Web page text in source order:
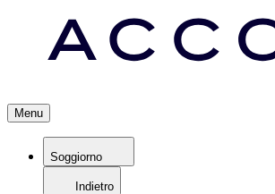
Menu
Soggiorno
Indietro